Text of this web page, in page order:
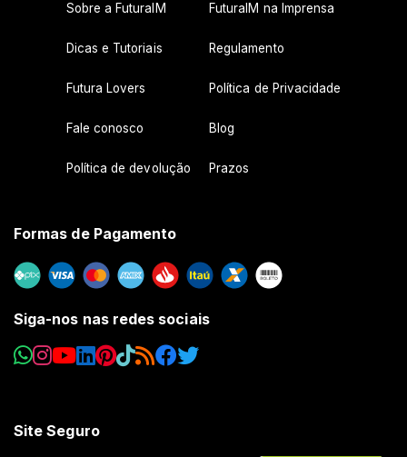
Sobre a FuturaIM FuturaIM na Imprensa
Dicas e Tutoriais Regulamento
Futura Lovers Política de Privacidade
Fale conosco Blog
Política de devolução Prazos
Formas de Pagamento
Siga-nos nas redes sociais
Site Seguro